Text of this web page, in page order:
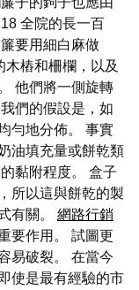
全院的長一百
要用細白麻做
樁和柵欄，以及
他們將一側旋轉
們的假設是，如
勻地分佈。 事實
油填充量或餅乾類
黏附程度。 盒子
所以這與餅乾的製
有關。 網路行銷
要作用。 試圖更
易破裂。 在當今
使是最有經驗的市